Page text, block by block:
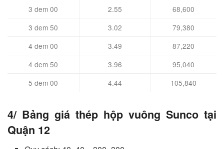
3 dem 00 2.55
68,600
3 dem 50
3.02
79,380
4 dem 00
3.49
87,220
4 dem 50
3.96
95,040
5 dem 00
4.44 105,840
4/ Bảng giá thép hộp vuông Sunco tại
Quận 12